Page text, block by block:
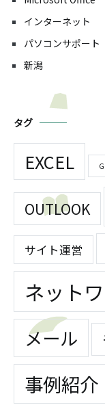
インターネット
パソコンサポート
新潟
タグ
EXCEL
OUTLOOK
サイト運営
ネット
メール
事例紹介